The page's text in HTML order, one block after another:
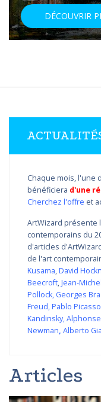
DÉCOUVRIR
Chaque mois,
bénéficiera d'une
Cherchez l'offre et
ArtWizard présente
contemporains du
d'articles
de l'art
Kusama,David
Beecroft,Jean-
Pollock, Georges
Freud,Pablo Picasso
Kandinsky,
Newman, Alberto
Articles